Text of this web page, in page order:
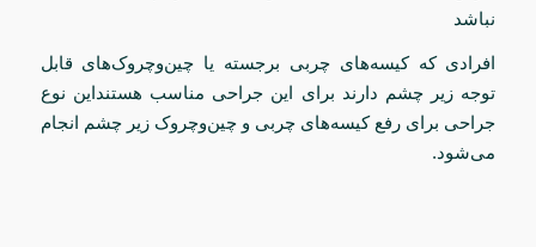
نباشد
افرادی که کیسه‌های چربی برجسته یا چین‌وچروک‌های قابل
توجه زیر چشم دارند برای این جراحی مناسب هستنداین نوع
جراحی برای رفع کیسه‌های چربی و چین‌وچروک زیر چشم انجام
می‌شود.